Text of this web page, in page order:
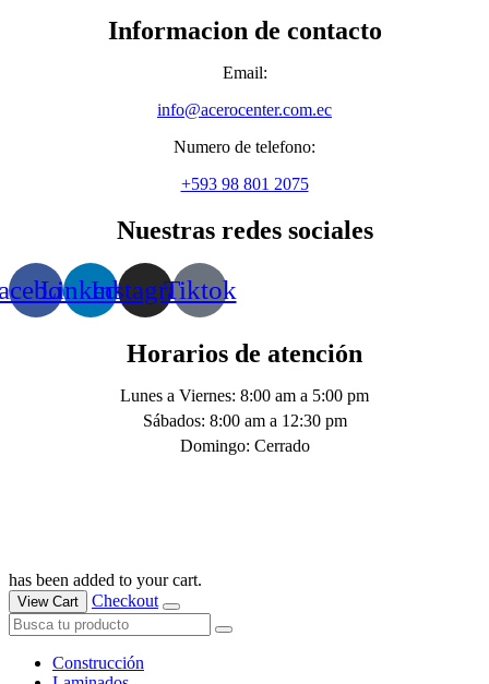
Informacion de contacto
Email:
info@acerocenter.com.ec
Numero de telefono:
+593 98 801 2075
Nuestras redes sociales
LinkedinInstagramTiktok
Horarios de atención
Lunes a Viernes: 8:00 am a 5:00 pm
Sábados: 8:00 am a 12:30 pm
Domingo: Cerrado
has been added to your cart.
View Cart Checkout
Construcción